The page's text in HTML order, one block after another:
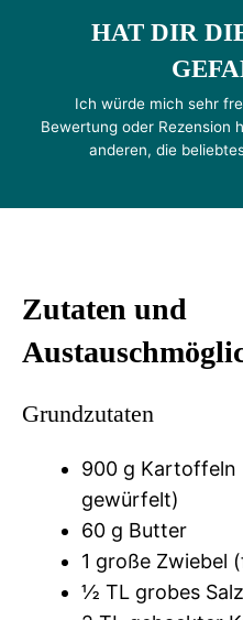
HAT DIR
Ich würde mich sehr
Bewertung oder Rezension
anderen, die
Zutaten und
Grundzutaten
900 g Kartoffeln
gewürfelt)
60 g Butter
1 große Zwiebel
½ TL grobes Salz